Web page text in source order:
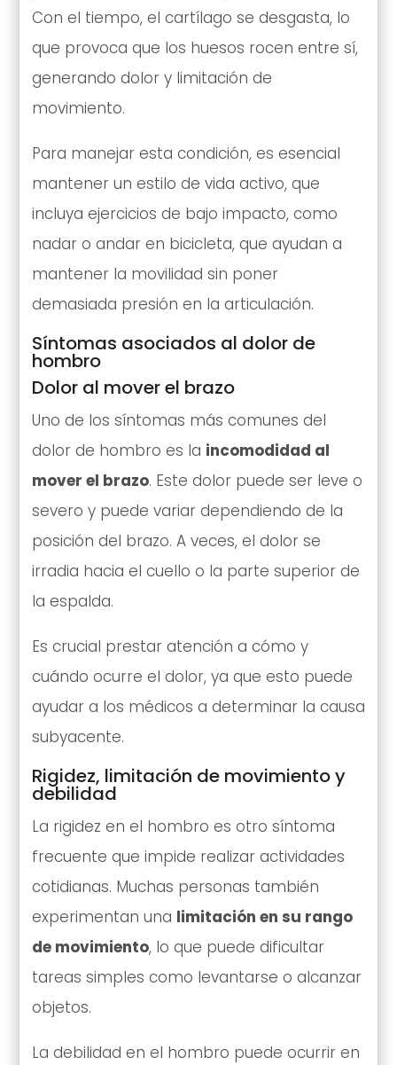
Con el tiempo, el cartílago se desgasta, lo
que provoca que los huesos rocen entre sí,
generando dolor y limitación de
movimiento.
Para manejar esta condición, es esencial
mantener un estilo de vida activo, que
incluya ejercicios de bajo impacto, como
nadar o andar en bicicleta, que ayudan a
mantener la movilidad sin poner
demasiada presión en la articulación.
Síntomas asociados al dolor de
hombro
Dolor al mover el brazo
Uno de los síntomas más comunes del
dolor de hombro es la incomodidad al
mover el brazo. Este dolor puede ser leve o
severo y puede variar dependiendo de la
posición del brazo. A veces, el dolor se
irradia hacia el cuello o la parte superior de
la espalda.
Es crucial prestar atención a cómo y
cuándo ocurre el dolor, ya que esto puede
ayudar a los médicos a determinar la causa
subyacente.
Rigidez, limitación de movimiento y
debilidad
La rigidez en el hombro es otro síntoma
frecuente que impide realizar actividades
cotidianas. Muchas personas también
experimentan una limitación en su rango
de movimiento, lo que puede dificultar
tareas simples como levantarse o alcanzar
objetos.
La debilidad en el hombro puede ocurrir en